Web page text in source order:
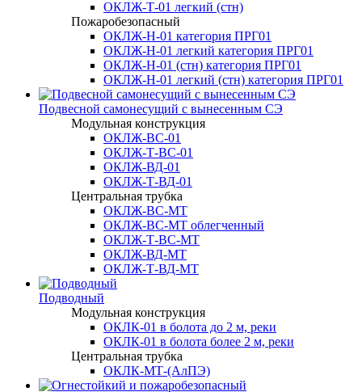
ОКЛЖ-Т-01 легкий (стн)
Пожаробезопасный
ОКЛЖ-Н-01 категория ПРГ01
ОКЛЖ-Н-01 легкий категория ПРГ01
ОКЛЖ-Н-01 (стн) категория ПРГ01
ОКЛЖ-Н-01 легкий (стн) категория ПРГ01
Подвесной самонесущий с вынесенным СЭ
Модульная конструкция
ОКЛЖ-ВС-01
ОКЛЖ-Т-ВС-01
ОКЛЖ-ВД-01
ОКЛЖ-Т-ВД-01
Центральная трубка
ОКЛЖ-ВС-МТ
ОКЛЖ-ВС-МТ облегченный
ОКЛЖ-Т-ВС-МТ
ОКЛЖ-ВД-МТ
ОКЛЖ-Т-ВД-МТ
Подводный
Модульная конструкция
ОКЛК-01 в болота до 2 м, реки
ОКЛК-01 в болота более 2 м, реки
Центральная трубка
ОКЛК-МТ-(АлПЭ)